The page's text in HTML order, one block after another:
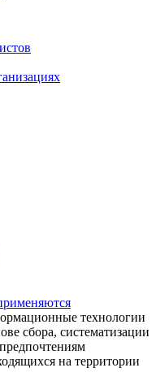
технологии
сбора, систематизации
на территории